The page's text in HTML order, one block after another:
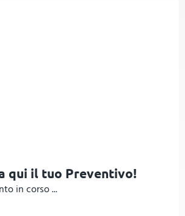
qui il tuo Preventivo!
in corso ...